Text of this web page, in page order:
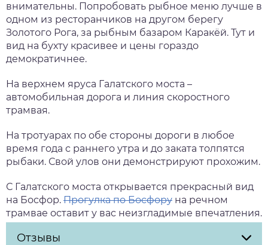
внимательны. Попробовать рыбное меню лучше в
одном из ресторанчиков на другом берегу
Золотого Рога, за рыбным базаром Каракёй. Тут и
вид на бухту красивее и цены гораздо
демократичнее.
На верхнем яруса Галатского моста –
автомобильная дорога и линия скоростного
трамвая.
На тротуарах по обе стороны дороги в любое
время года с раннего утра и до заката толпятся
рыбаки. Свой улов они демонстрируют прохожим.
С Галатского моста открывается прекрасный вид
на Босфор. Прогулка по Босфору на речном
трамвае оставит у вас неизгладимые впечатления.
Отзывы